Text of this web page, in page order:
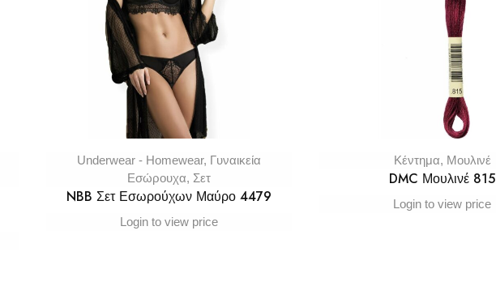
Underwear - Homewear, Γυναικεία
Εσώρουχα, Σετ
NBB Σετ Εσωρούχων Μαύρο 4479
Login to view price
Κέντημα, Μουλινέ
DMC Μουλινέ 815
Login to view price